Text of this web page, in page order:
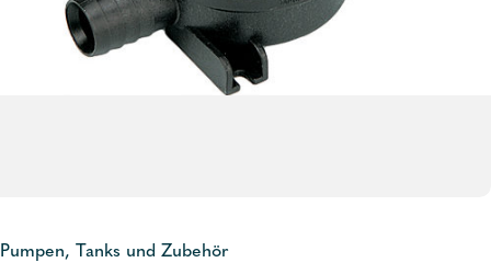
Pumpen, Tanks und Zubehör